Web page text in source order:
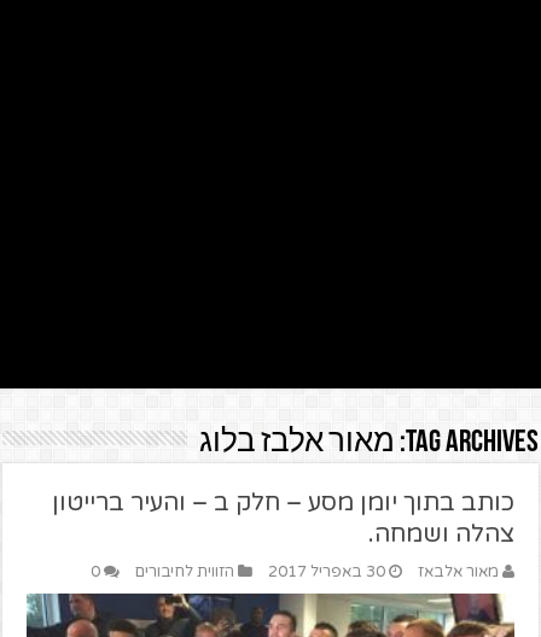
Tag Archives: מאור אלבז בלוג
כותב בתוך יומן מסע – חלק ב – והעיר ברייטון
צהלה ושמחה.
מאור אלבאז 30 באפריל 2017 הזווית לחיבורים 0